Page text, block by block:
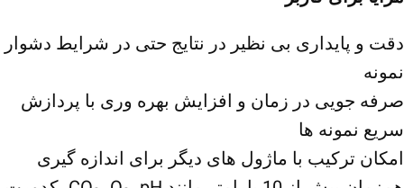
دقت و پایداری بی نظیر در نتایج حتی در شرایط دشوار
نمونه
صرفه جویی در زمان و افزایش بهره وری با پردازش
سریع نمونه ها
امکان ترکیب با ماژول های دیگر برای اندازه گیری